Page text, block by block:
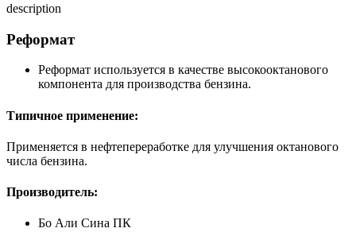
description
Реформат
Реформат используется в качестве высокооктанового
компонента для производства бензина.
Типичное применение:
Применяется в нефтепереработке для улучшения октанового
числа бензина.
Производитель:
Бо Али Сина ПК